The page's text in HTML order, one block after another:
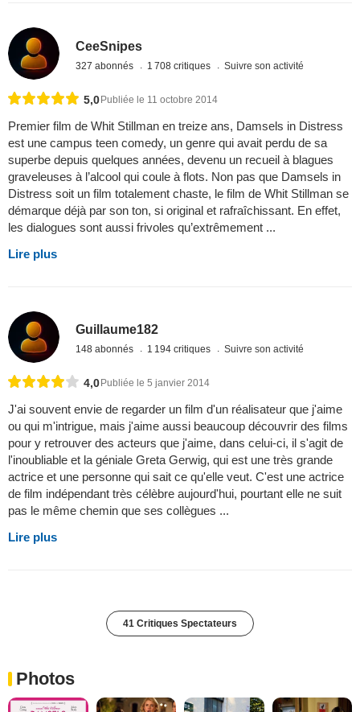
CeeSnipes
327 abonnés 1 708 critiques Suivre son activité
5,0Publiée le 11 octobre 2014
Premier film de Whit Stillman en treize ans, Damsels in Distress
est une campus teen comedy, un genre qui avait perdu de sa
superbe depuis quelques années, devenu un recueil à blagues
graveleuses à l’alcool qui coule à flots. Non pas que Damsels in
Distress soit un film totalement chaste, le film de Whit Stillman se
démarque déjà par son ton, si original et rafraîchissant. En effet,
les dialogues sont aussi frivoles qu’extrêmement ...
Lire plus
Guillaume182
148 abonnés 1 194 critiques Suivre son activité
4,0Publiée le 5 janvier 2014
J'ai souvent envie de regarder un film d'un réalisateur que j'aime
ou qui m'intrigue, mais j'aime aussi beaucoup découvrir des films
pour y retrouver des acteurs que j'aime, dans celui-ci, il s'agit de
l'inoubliable et la géniale Greta Gerwig, qui est une très grande
actrice et une personne qui sait ce qu'elle veut. C'est une actrice
de film indépendant très célèbre aujourd'hui, pourtant elle ne suit
pas le même chemin que ses collègues ...
Lire plus
41 Critiques Spectateurs
Photos